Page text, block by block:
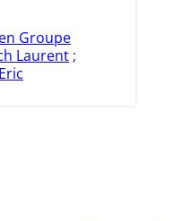
Groupe
Laurent ;